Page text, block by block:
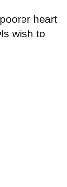
heart
wish to